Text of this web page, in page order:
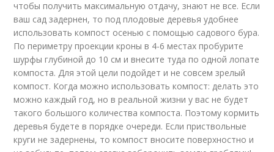
чтобы получить максимальную отдачу, знают не все. Если
ваш сад задернен, то под плодовые деревья удобнее
использовать компост осенью с помощью садового бура.
По периметру проекции кроны в 4-6 местах пробурите
шурфы глубиной до 10 см и внесите туда по одной лопате
компоста. Для этой цели подойдет и не совсем зрелый
компост. Когда можно использовать компост: делать это
можно каждый год, но в реальной жизни у вас не будет
такого большого количества компоста. Поэтому кормить
деревья будете в порядке очереди. Если приствольные
круги не задернены, то компост вносите поверхностно и